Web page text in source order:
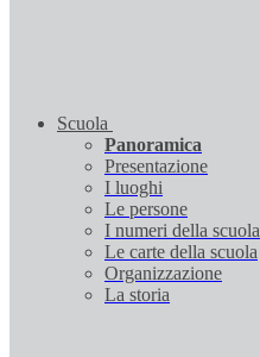
Scuola
Panoramica
Presentazione
I luoghi
Le persone
I numeri della scuola
Le carte della scuola
Organizzazione
La storia